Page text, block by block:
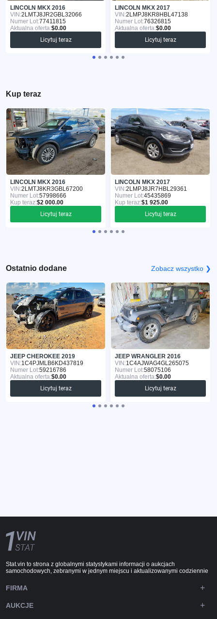
LINCOLN MKX 2016
VIN:2LMTJ8JR2GBL32066
Numer Lot:77411815
Aktualna oferta:$0.00
Licytuj teraz
LINCOLN MKX 2017
VIN:2LMPJ8KR8HBL47138
Numer Lot:76326815
Aktualna oferta:$0.00
Licytuj teraz
Kup teraz
LINCOLN MKX 2016
VIN:2LMTJ8KR3GBL67200
Numer Lot:57998666
Kup teraz:$2 000.00
Licytuj teraz
LINCOLN MKX 2017
VIN:2LMPJ8JR7HBL29361
Numer Lot:45435869
Kup teraz:$1 925.00
Licytuj teraz
Ostatnio dodane Zobacz wszystko ❯
JEEP CHEROKEE 2019
VIN:1C4PJMLB6KD437819
Numer Lot:59216786
Aktualna oferta:$0.00
Licytuj teraz
JEEP WRANGLER 2016
VIN:1C4AJWAG4GL265075
Numer Lot:58075106
Aktualna oferta:$0.00
Licytuj teraz
Stat.vin to strona z globalnymi statystykami informacji o aukcjach
samochodowych, zebranymi w jednym miejscu i aktualizowanymi codziennie
FIRMA
AUKCJE